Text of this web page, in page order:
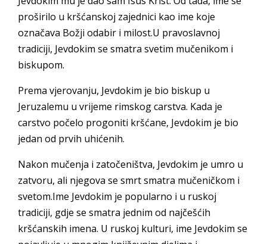
proširilo u kršćanskoj zajednici kao ime koje
označava Božji odabir i milost.U pravoslavnoj
tradiciji, Jevdokim se smatra svetim mučenikom i
biskupom.
Prema vjerovanju, Jevdokim je bio biskup u
Jeruzalemu u vrijeme rimskog carstva. Kada je
carstvo počelo progoniti kršćane, Jevdokim je bio
jedan od prvih uhićenih.
Nakon mučenja i zatočeništva, Jevdokim je umro u
zatvoru, ali njegova se smrt smatra mučeničkom i
svetom.Ime Jevdokim je popularno i u ruskoj
tradiciji, gdje se smatra jednim od najčešćih
kršćanskih imena. U ruskoj kulturi, ime Jevdokim se